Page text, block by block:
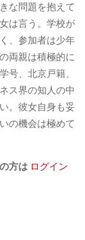
な問題を抱えて
は言う。学校が
、参加者は少年
両親は積極的に
号、北京戸籍、
ス界の知人の中
。彼女自身も妥
の機会は極めて
方は ログイン